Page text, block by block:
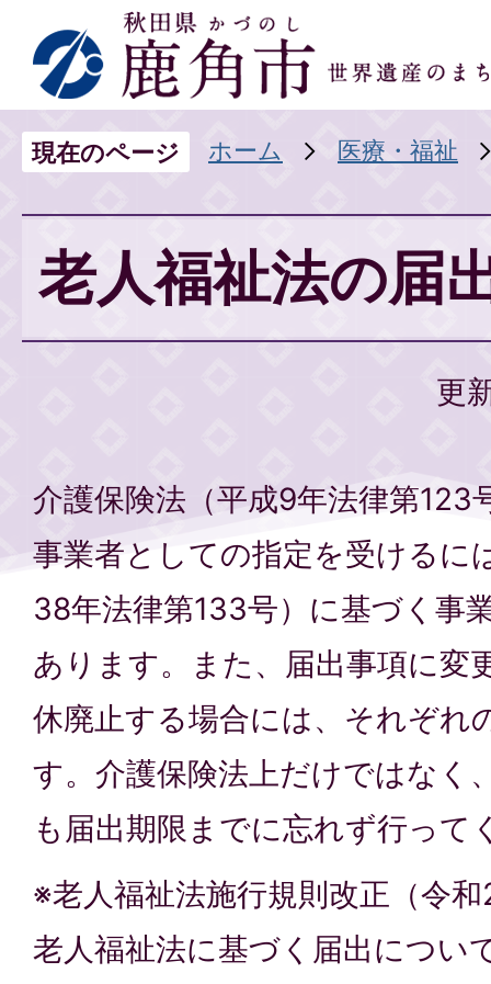
現在のページ ホーム 医療・福祉
老人福祉法の届
更
介護保険法（平成9年法律第123
事業者としての指定を受けるに
38年法律第133号）に基づく事
あります。また、届出事項に変
休廃止する場合には、それぞれ
す。介護保険法上だけではなく
も届出期限までに忘れず行って
※老人福祉法施行規則改正（令
老人福祉法に基づく届出につい